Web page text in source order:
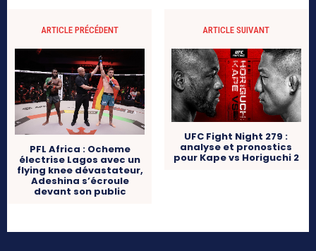
ARTICLE PRÉCÉDENT
PFL Africa : Ocheme
électrise Lagos avec un
flying knee dévastateur,
Adeshina s’écroule
devant son public
ARTICLE SUIVANT
UFC Fight Night 279 :
analyse et pronostics
pour Kape vs Horiguchi 2